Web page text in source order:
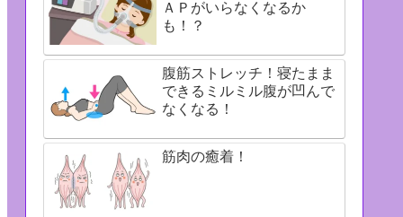
ＡＰがいらなくなるか
も！？
腹筋ストレッチ！寝たまま
できるミルミル腹が凹んで
なくなる！
筋肉の癒着！